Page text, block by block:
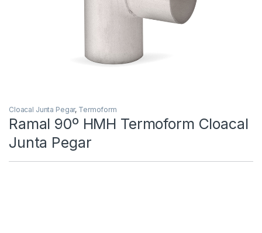
Cloacal Junta Pegar, Termoform
Ramal 90º HMH Termoform Cloacal
Junta Pegar